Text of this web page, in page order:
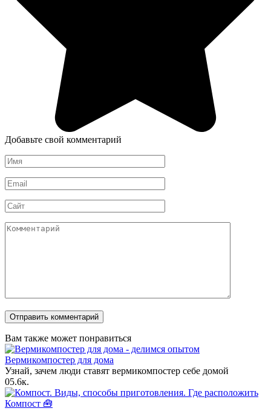
Добавьте свой комментарий
Имя
*
Email
*
Сайт
Комментарий
Вам также может понравиться
Вермикомпостер для дома
Узнай, зачем люди ставят вермикомпостер себе домой
05.6к.
Компост 🧰